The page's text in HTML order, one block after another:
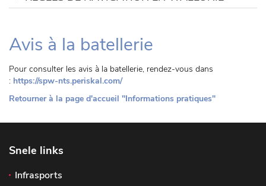
Avis à la batellerie
Pour consulter les avis à la batellerie, rendez-vous dans
: https://spw-nts.periskal.com/
Retourner à la page d'accueil "Informations pratiques"
Snele links
Infrasports